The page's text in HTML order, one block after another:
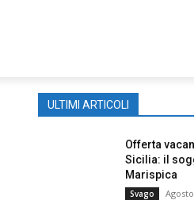
ULTIMI ARTICOLI
Offerta
Sicilia: il
Marispica
Svago